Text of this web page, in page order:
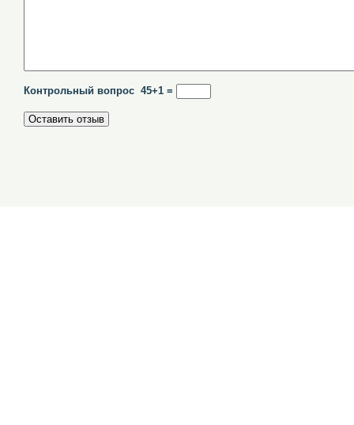
Контрольный вопрос 45+1 =